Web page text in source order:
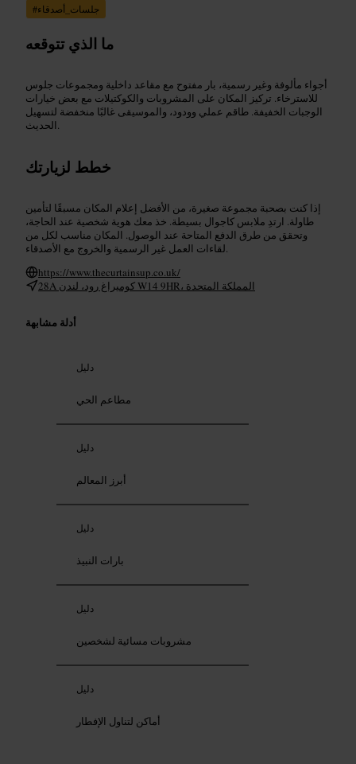
#جلسات_أصدقاء
ما الذي تتوقعه
أجواء مألوفة وغير رسمية، بار مفتوح مع مقاعد داخلية ومجموعات جلوس
للاسترخاء. تركيز المكان على المشروبات والكوكتيلات مع بعض خيارات
الوجبات الخفيفة. طاقم عملي وودود، والموسيقى غالبًا منخفضة لتسهيل
الحديث.
خطط لزيارتك
إذا كنت بصحبة مجموعة صغيرة، من الأفضل إعلام المكان مسبقًا لتأمين
طاولة. ارتدِ ملابس كاجوال بسيطة. خذ معك هوية شخصية عند الحاجة،
وتحقق من طرق الدفع المتاحة عند الوصول. المكان مناسب لكل من
لقاءات العمل غير الرسمية والخروج مع الأصدقاء.
https://www.thecurtainsup.co.uk/
28A كوميراغ رود، لندن W14 9HR، المملكة المتحدة
أدلة مشابهة
دليل
مطاعم الحي
دليل
أبرز المعالم
دليل
بارات النبيذ
دليل
مشروبات مسائية لشخصين
دليل
أماكن لتناول الإفطار